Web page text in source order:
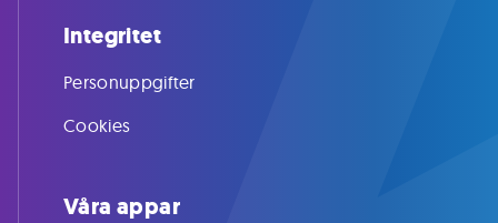
Integritet
Personuppgifter
Cookies
Våra appar